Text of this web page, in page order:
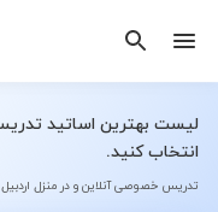
لیست بهترین اساتید
انتخاب کنید.
تدریس خصوصی آنلاین و در منزل